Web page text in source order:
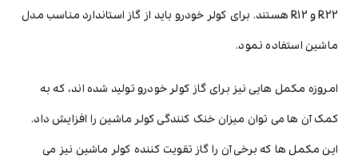
R22 و R12 هستند. برای کولر خودرو باید از گاز استاندارد مناسب مدل
ماشین استفاده نمود.
امروزه مکمل هایی نیز برای گاز کولر خودرو تولید شده اند، که به
کمک آن ها می توان میزان خنک کنندگی کولر ماشین را افزایش داد.
این مکمل ها که برخی آن را گاز تقویت کننده کولر ماشین نیز می